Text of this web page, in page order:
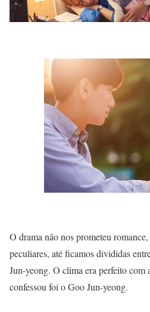
O drama não nos prometeu
peculiares, até ficamos divididas
Jun-yeong. O clima era perfeito com
confessou foi o Goo Jun-yeong.